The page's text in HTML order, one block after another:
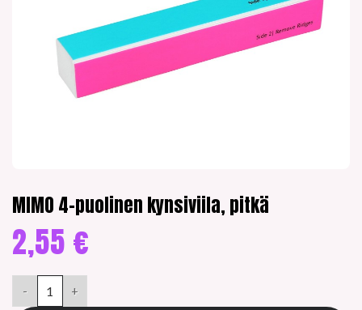
MIMO 4-puolinen kynsiviila, pitkä
2,55 €